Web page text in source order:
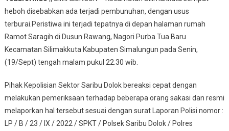
heboh disebabkan ada terjadi pembunuhan, dengan usus
terburai.Peristiwa ini terjadi tepatnya di depan halaman rumah
Ramot Saragih di Dusun Rawang, Nagori Purba Tua Baru
Kecamatan Silimakkuta Kabupaten Simalungun pada Senin,
(19/Sept) tengah malam pukul 22.30 wib.
Pihak Kepolisian Sektor Saribu Dolok bereaksi cepat dengan
melakukan pemeriksaan terhadap beberapa orang sakasi dan resmi
melaporkan hal tersebut sesuai dengan surat Laporan Polisi nomor :
LP / B / 23 / IX / 2022 / SPKT / Polsek Saribu Dolok / Polres